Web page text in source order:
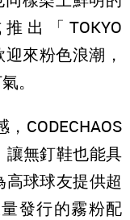
出「TOKYO
來粉色浪潮，
。
CODECHAOS
讓無釘鞋也能具
球球友提供超
發行的霧粉配